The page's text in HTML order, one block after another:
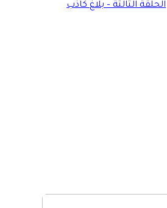
الحلقة الثالثة – بلاغ كاذب